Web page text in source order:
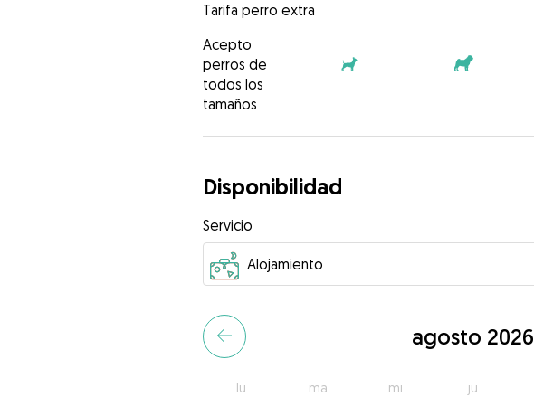
Tarifa perro extra
Acepto
perros de
todos los
tamaños
Disponibilidad
Servicio
agosto 2026
lu ma mi ju